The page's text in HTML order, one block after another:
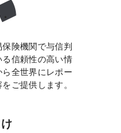
険機関で与信判
信頼性の高い情
全世界にレポー
ご提供します。